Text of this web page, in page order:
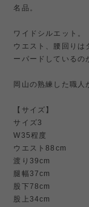
名品。
ワイドシルエット。
ウエスト、腰回りは
ーパードしているの
岡山の熟練した職人
【サイズ】
サイズ3
W35程度
ウエスト88cm
渡り39cm
腿幅37cm
股下78cm
股上34cm